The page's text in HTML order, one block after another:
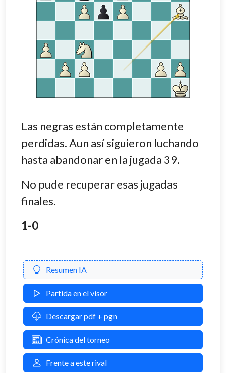
Las negras están completamente
perdidas. Aun así siguieron luchando
hasta abandonar en la jugada 39.
No pude recuperar esas jugadas
finales.
1-0
Resumen IA
Partida en el visor
Descargar pdf + pgn
Crónica del torneo
Frente a este rival